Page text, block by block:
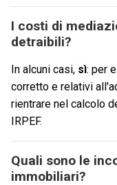
I costi di
detraibili?
In alcuni casi, sì: per
corretto e relativi
rientrare nel calcolo
IRPEF.
Quali sono le
immobiliari?